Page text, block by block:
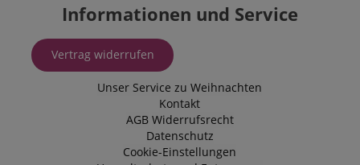
Informationen und Service
Vertrag widerrufen
Unser Service zu Weihnachten
Kontakt
AGB Widerrufsrecht
Datenschutz
Cookie-Einstellungen